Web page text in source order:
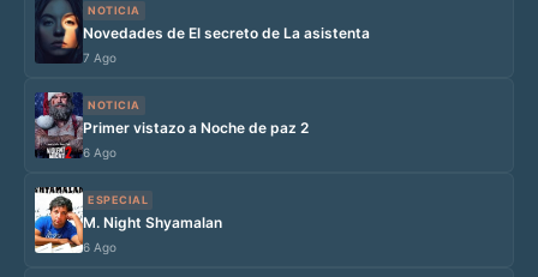
NOTICIA
Novedades de El secreto de La asistenta
7 Ago
NOTICIA
Primer vistazo a Noche de paz 2
6 Ago
ESPECIAL
M. Night Shyamalan
6 Ago